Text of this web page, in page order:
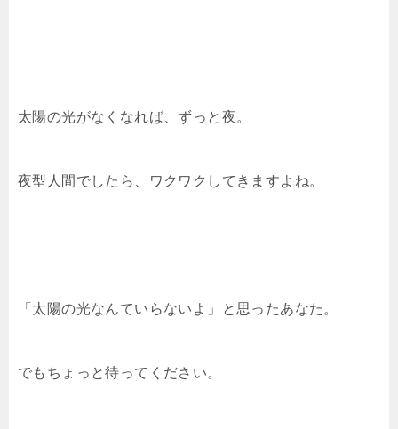
太陽の光がなくなれば、ずっと夜。
夜型人間でしたら、ワクワクしてきますよね。
「太陽の光なんていらないよ」と思ったあなた。
でもちょっと待ってください。